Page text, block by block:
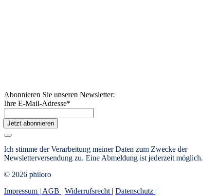
Abonnieren Sie unseren Newsletter:
Ihre E-Mail-Adresse*
Jetzt abonnieren
Ich stimme der Verarbeitung meiner Daten zum Zwecke der
Newsletterversendung zu. Eine Abmeldung ist jederzeit möglich.
© 2026 philoro
Impressum | AGB | Widerrufsrecht | Datenschutz |